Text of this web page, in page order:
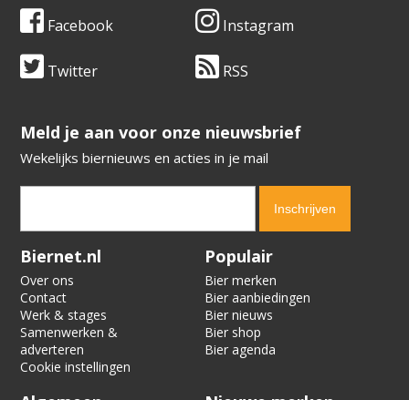
Facebook Instagram
Twitter RSS
​​​​​​​Meld je aan voor onze nieuwsbrief
Wekelijks biernieuws en acties in je mail
Verification code:
Biernet.nl
Over ons
Contact
Werk & stages
Samenwerken &
adverteren
Cookie instellingen
Populair
Bier merken
Bier aanbiedingen
Bier nieuws
Bier shop
Bier agenda